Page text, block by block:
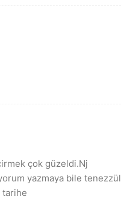
çok güzeldi.Nj
yazmaya bile tenezzül
tarihe